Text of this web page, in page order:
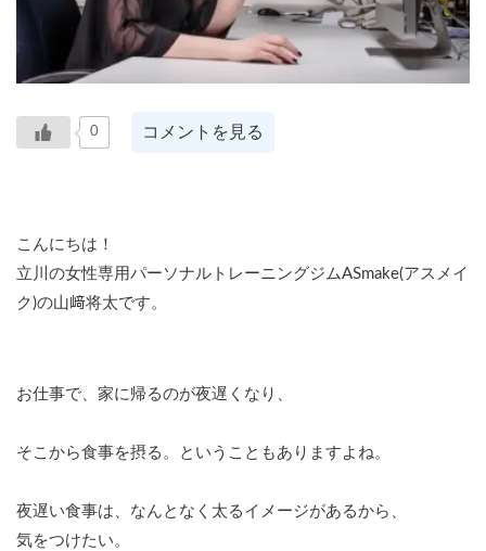
0 コメントを見る
こんにちは！
立川の女性専用パーソナルトレーニングジムASmake(アスメイ
ク)の山﨑将太です。
お仕事で、家に帰るのが夜遅くなり、
そこから食事を摂る。ということもありますよね。
夜遅い食事は、なんとなく太るイメージがあるから、
気をつけたい。